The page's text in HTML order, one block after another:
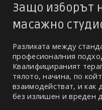
Защо изборът
масажно
Разликата между
професионалния
Квалифицираният
тялото, начина, по
взаимодействат, и как
без излишен и вреден